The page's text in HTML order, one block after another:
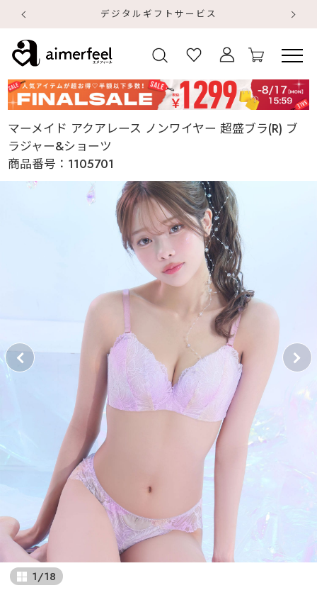
デジタルギフトサービス
マーメイド アクアレース ノンワイヤー 超盛ブラ(R) ブ
ラジャー&ショーツ
商品番号： 1105701
1/18